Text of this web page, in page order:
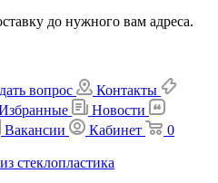
до нужного вам адреса.
вопрос
Контакты
Новости
Вакансии Кабинет
0
стеклопластика